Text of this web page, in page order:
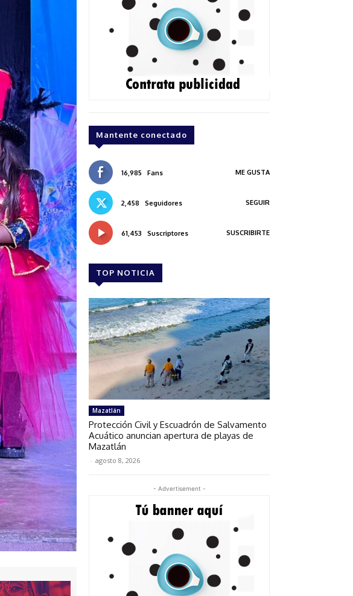
Mantente conectado
16,985 Fans ME GUSTA
2,458 Seguidores SEGUIR
61,453 Suscriptores SUSCRIBIRTE
TOP NOTICIA
Mazatlán
Protección Civil y Escuadrón de Salvamento
Acuático anuncian apertura de playas de
Mazatlán
- agosto 8, 2026
- Advertisement -